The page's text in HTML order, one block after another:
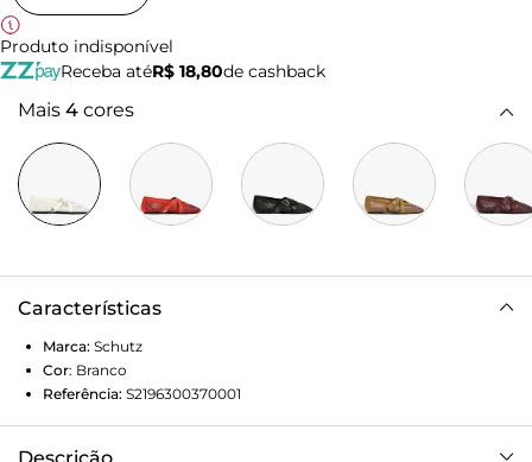
Produto indisponível
Receba atéR$ 18,80de cashback
Mais 4 cores
Características
Marca: Schutz
Cor: Branco
Referência: S2196300370001